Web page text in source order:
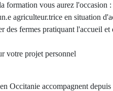
formation vous aurez l'occasion :
agriculteur.trice en situation
des fermes pratiquant l'accueil et
votre projet personnel
Occitanie accompagnent depuis